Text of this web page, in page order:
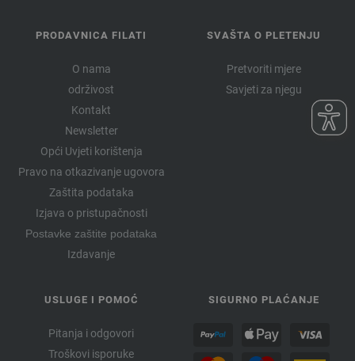
PRODAVNICA FILATI
O nama
održivost
Kontakt
Newsletter
Opći Uvjeti korištenja
Pravo na otkazivanje ugovora
Zaštita podataka
Izjava o pristupačnosti
Postavke zaštite podataka
Izdavanje
SVAŠTA O PLETENJU
Pretvoriti mjere
Savjeti za njegu
USLUGE I POMOĆ
Pitanja i odgovori
Troškovi isporuke
SIGURNO PLAĆANJE